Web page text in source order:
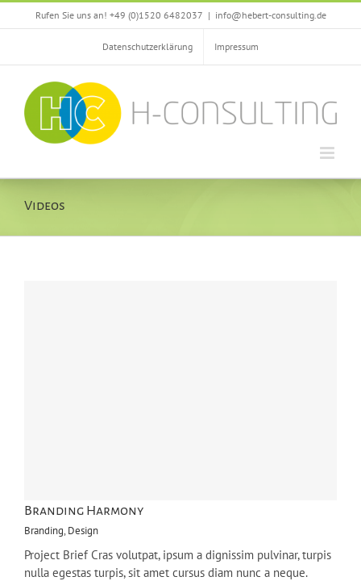
Zum
Inhalt
Rufen Sie uns an! +49 (0)1520 6482037 | info@hebert-consulting.de
Datenschutzerklärung Impressum
Videos
Branding Harmony
Branding, Design
Project Brief Cras volutpat, ipsum a dignissim pulvinar, turpis
nulla egestas turpis, sit amet cursus diam nunc a neque.